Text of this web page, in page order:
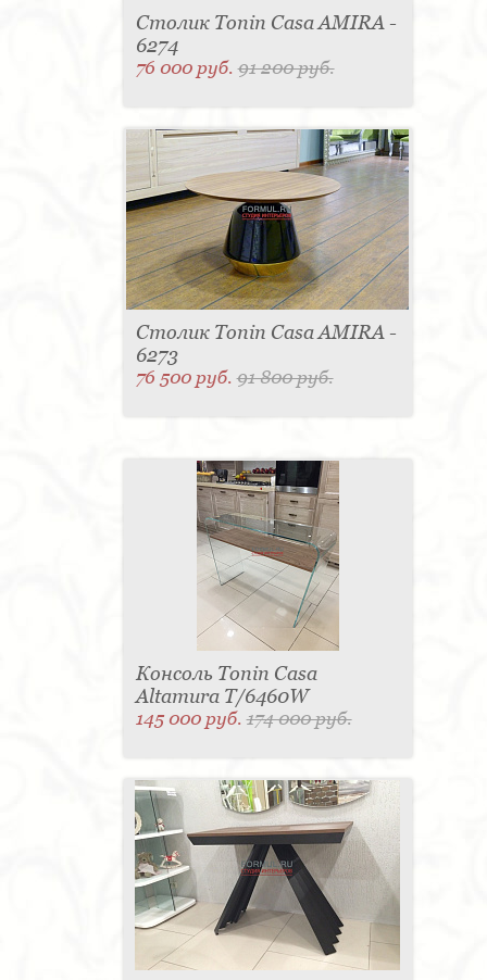
Столик Tonin Casa AMIRA -
6274
76 000 руб.91 200 руб.
Столик Tonin Casa AMIRA -
6273
76 500 руб.91 800 руб.
Консоль Tonin Casa
Altamura T/6460W
145 000 руб.174 000 руб.